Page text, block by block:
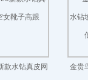
款水钻真皮网 金贵